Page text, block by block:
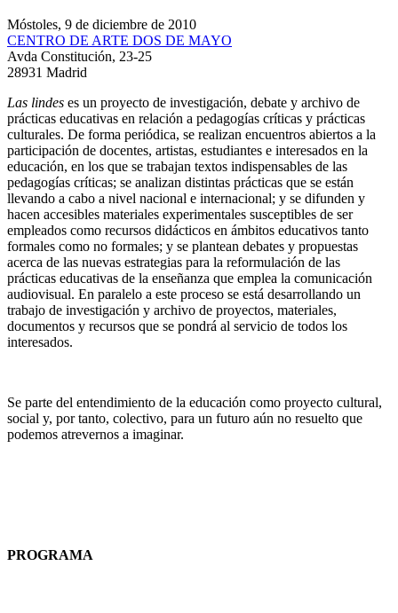
Móstoles, 9 de diciembre de 2010
CENTRO DE ARTE DOS DE MAYO
Avda Constitución, 23-25
28931 Madrid
Las lindes es un proyecto de investigación, debate y archivo de
prácticas educativas en relación a pedagogías críticas y prácticas
culturales. De forma periódica, se realizan encuentros abiertos a la
participación de docentes, artistas, estudiantes e interesados en la
educación, en los que se trabajan textos indispensables de las
pedagogías críticas; se analizan distintas prácticas que se están
llevando a cabo a nivel nacional e internacional; y se difunden y
hacen accesibles materiales experimentales susceptibles de ser
empleados como recursos didácticos en ámbitos educativos tanto
formales como no formales; y se plantean debates y propuestas
acerca de las nuevas estrategias para la reformulación de las
prácticas educativas de la enseñanza que emplea la comunicación
audiovisual. En paralelo a este proceso se está desarrollando un
trabajo de investigación y archivo de proyectos, materiales,
documentos y recursos que se pondrá al servicio de todos los
interesados.
Se parte del entendimiento de la educación como proyecto cultural,
social y, por tanto, colectivo, para un futuro aún no resuelto que
podemos atrevernos a imaginar.
PROGRAMA